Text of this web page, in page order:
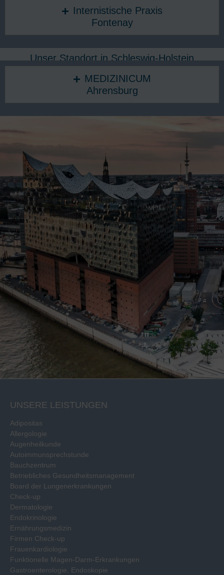
Internistische Praxis
Fontenay
Unser Standort in Schleswig-Holstein
MEDIZINICUM
Ahrensburg
UNSERE LEISTUNGEN
Adipositas
Allergologie
Augenheilkunde
Autoimmunsprechstunde
Bauchzentrum
Betriebliches Gesundheitsmanagement
Board der Lungenerkrankungen
Check-up
Dermatologie
Endokrinologie
Ernährungsmedizin
Firmen Check-up
Frauenkardiologie
Funktionelle Magen-Darm-Erkrankungen
Gastroenterologie, Endoskopie